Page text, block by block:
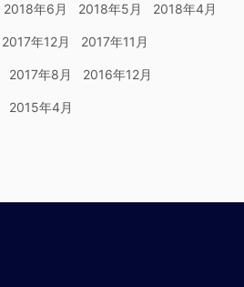
2018年6月 2018年5月 2018年4月
2017年12月 2017年11月
2017年8月 2016年12月
2015年4月